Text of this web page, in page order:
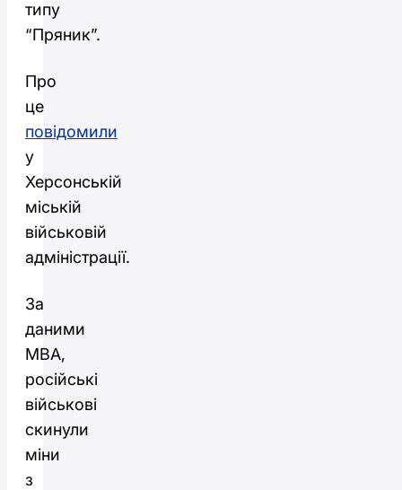
типу
“Пряник”.
Про
це
повідомили
у
Херсонській
міській
військовій
адміністрації.
За
даними
МВА,
російські
військові
скинули
міни
з